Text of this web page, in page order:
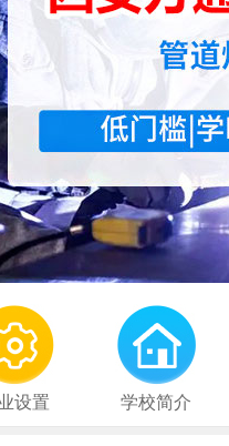
设置 学校简介